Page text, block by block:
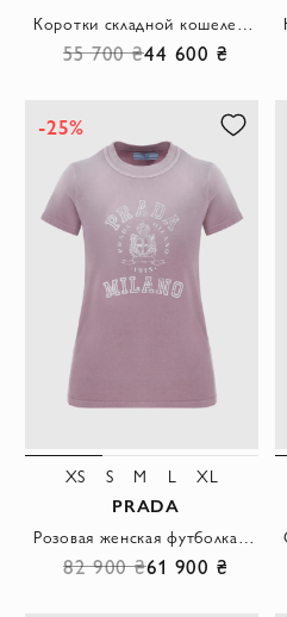
55 700 ₴44 600 ₴
-25%
XS S M L XL
PRADA
82 900 ₴61 900 ₴